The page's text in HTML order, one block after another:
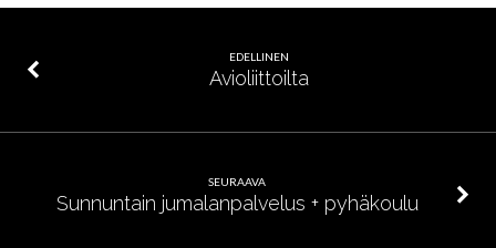
EDELLINEN
Avioliittoilta
SEURAAVA
Sunnuntain jumalanpalvelus + pyhäkoulu